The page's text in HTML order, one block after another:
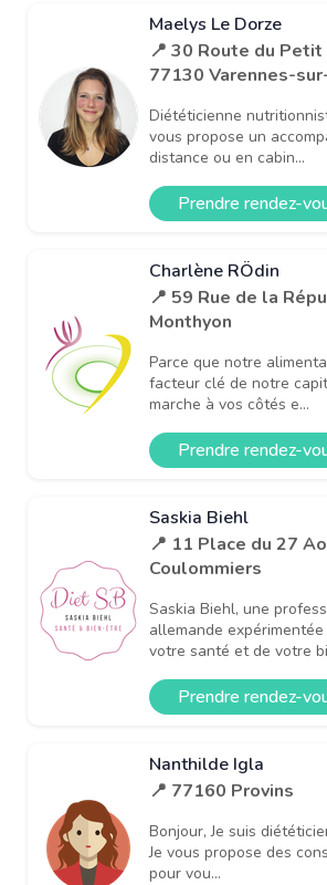
Maelys Le Dorze
📍 30 Route du Petit
77130 Varennes-
Diététicienne
vous propose un
distance ou en cabin...
Prendre rendez-
Charlène RÖdin
📍 59 Rue de la
Monthyon
Parce que notre
facteur clé de notre
marche à vos côtés e...
Prendre rendez-
Saskia Biehl
📍 11 Place du 27
Coulommiers
Saskia Biehl, une
allemande
votre santé et de votre
Prendre rendez-
Nanthilde Igla
📍 77160 Provins
Bonjour, Je suis
Je vous propose des
pour vou...